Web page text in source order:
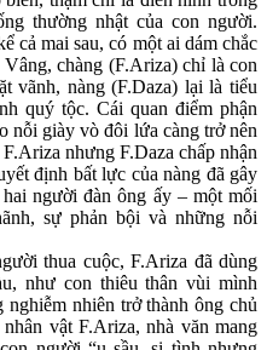
thường nhật của con người.
cả mai sau, có một ai dám chắc
chàng (F.Ariza) chỉ là con
vãnh, nàng (F.Daza) lại là tiểu
quý tộc. Cái quan điểm phận
nỗi giày vò đôi lứa càng trở nên
nhưng F.Daza chấp nhận
định bất lực của nàng đã gây
người đàn ông ấy – một mối
sự phản bội và những nỗi
thua cuộc, F.Ariza đã dùng
như con thiêu thân vùi mình
nhiên trở thành ông chủ
vật F.Ariza, nhà văn mang